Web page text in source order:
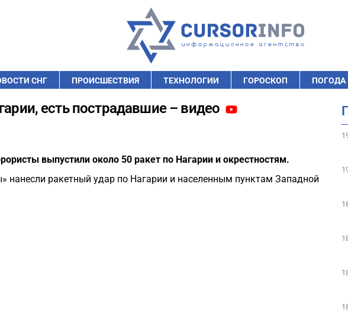
СНГ ПРОИСШЕСТВИЯ ТЕХНОЛОГИИ ГОРОСКОП ПОГОДА
есть пострадавшие – видео
выпустили около 50 ракет по Нагарии и окрестностям.
нанесли ракетный удар по Нагарии и населенным пунктам Западной